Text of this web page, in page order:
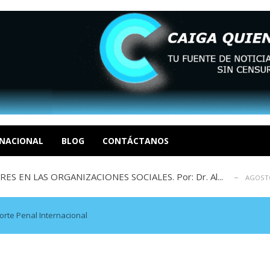
BLOG CONTÁCTANOS
costo del colapso eléctrico en... AGOSTO 7, 2026
Por Dayana Cristina Duzoglou L. AGOSTO 6, 2026
apagones y promesas incumplidas...
EN LAS ORGANIZACIONES SOCIALES. Por: Dr. Al...
en la política: distinc... AGOSTO 7, 2026
costo del colapso eléctrico en... AGOSTO 7, 2026
Por Dayana Cristina Duzoglou L.
apagones y promesas incumplidas... AGOSTO 6, 2026
Penal Internacional